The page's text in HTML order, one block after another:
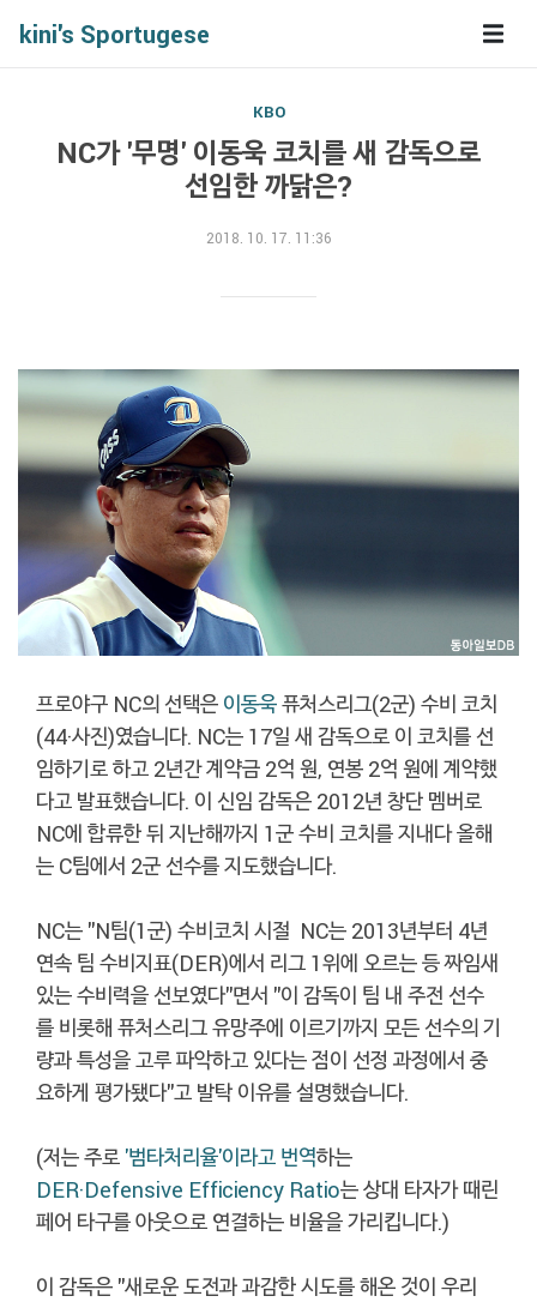
kini's Sportugese
KBO
NC가 '무명' 이동욱 코치를 새 감독으로
선임한 까닭은?
2018. 10. 17. 11:36
프로야구 NC의 선택은 이동욱퓨처스리그(2군) 수비 코치
(44·사진)였습니다. NC는 17일 새 감독으로 이 코치를 선
임하기로 하고 2년간 계약금 2억 원, 연봉 2억 원에 계약했
다고 발표했습니다. 이 신임 감독은 2012년 창단 멤버로
NC에 합류한 뒤 지난해까지 1군 수비 코치를 지내다 올해
는 C팀에서 2군 선수를 지도했습니다.
NC는 "N팀(1군) 수비코치 시절 NC는 2013년부터 4년
연속 팀 수비지표(DER)에서 리그 1위에 오르는 등 짜임새
있는 수비력을 선보였다"면서 "이 감독이 팀 내 주전 선수
를 비롯해 퓨처스리그 유망주에 이르기까지 모든 선수의 기
량과 특성을 고루 파악하고 있다는 점이 선정 과정에서 중
요하게 평가됐다"고 발탁 이유를 설명했습니다.
(저는 주로 '범타처리율'이라고 번역하는
DER·Defensive Efficiency Ratio는 상대 타자가 때린
페어 타구를 아웃으로 연결하는 비율을 가리킵니다.)
이 감독은 "새로운 도전과 과감한 시도를 해온 것이 우리